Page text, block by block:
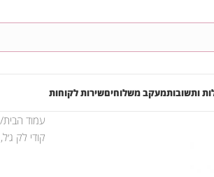
ותשובותמעקב משלוחיםשירות לקוחות
עמוד הבית
קודי לק ג׳ל, 8 מ”ל – AP02